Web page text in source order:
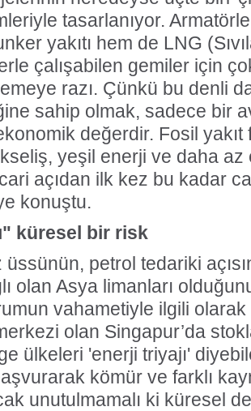
tasarlanıyor.
yakıtı hem de LNG
çalışabilen gemiler için
razı. Çünkü bu denli
sahip olmak, sadece bir
değerdir. Fosil yakıt
yeşil enerji ve daha az
açıdan ilk kez bu kadar
konuştu.
küresel bir risk
petrol tedariki
olan Asya limanları
vahametiyle ilgili olarak
olan Singapur’da
ülkeleri 'enerji triyajı'
kömür ve farklı
unutulmamalı ki küresel